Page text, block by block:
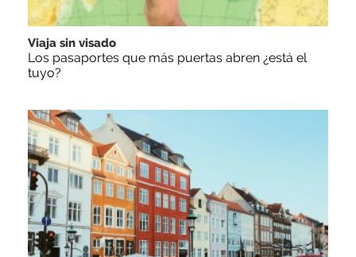
Viaja sin visado
Los pasaportes que más puertas abren ¿está el
tuyo?